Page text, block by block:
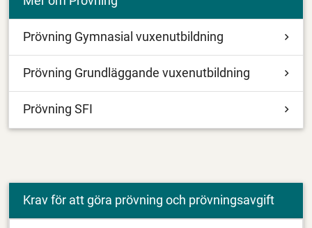
Prövning Gymnasial vuxenutbildning
Prövning Grundläggande vuxenutbildning
Prövning SFI
Krav för att göra prövning och prövningsavgift